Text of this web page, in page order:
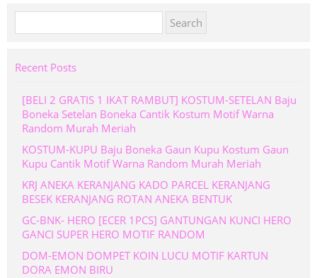
for:
Recent Posts
[BELI 2 GRATIS 1 IKAT RAMBUT] KOSTUM-SETELAN Baju
Boneka Setelan Boneka Cantik Kostum Motif Warna
Random Murah Meriah
KOSTUM-KUPU Baju Boneka Gaun Kupu Kostum Gaun
Kupu Cantik Motif Warna Random Murah Meriah
KRJ ANEKA KERANJANG KADO PARCEL KERANJANG
BESEK KERANJANG ROTAN ANEKA BENTUK
GC-BNK- HERO [ECER 1PCS] GANTUNGAN KUNCI HERO
GANCI SUPER HERO MOTIF RANDOM
DOM-EMON DOMPET KOIN LUCU MOTIF KARTUN
DORA EMON BIRU